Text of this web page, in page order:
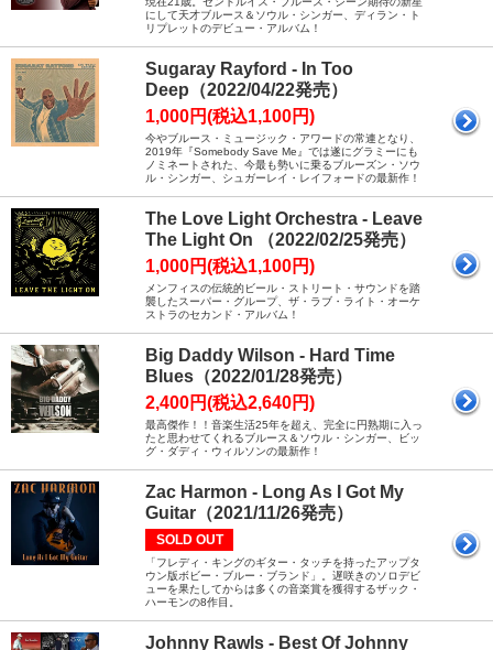
にして天才ブルース＆ソウル・シンガー、ディラン・ト
リプレットのデビュー・アルバム！
Sugaray Rayford - In Too
Deep（2022/04/22発売）
1,000円(税込1,100円)
今やブルース・ミュージック・アワードの常連となり、
2019年『Somebody Save Me』では遂にグラミーにも
ノミネートされた、今最も勢いに乗るブルーズン・ソウ
ル・シンガー、シュガーレイ・レイフォードの最新作！
The Love Light Orchestra - Leave
The Light On （2022/02/25発売）
1,000円(税込1,100円)
メンフィスの伝統的ビール・ストリート・サウンドを踏
襲したスーパー・グループ、ザ・ラブ・ライト・オーケ
ストラのセカンド・アルバム！
Big Daddy Wilson - Hard Time
Blues（2022/01/28発売）
2,400円(税込2,640円)
最高傑作！！音楽生活25年を超え、完全に円熟期に入っ
たと思わせてくれるブルース＆ソウル・シンガー、ビッ
グ・ダディ・ウィルソンの最新作！
Zac Harmon - Long As I Got My
Guitar（2021/11/26発売）
SOLD OUT
「フレディ・キングのギター・タッチを持ったアップタ
ウン版ボビー・ブルー・ブランド」。遅咲きのソロデビ
ューを果たしてからは多くの音楽賞を獲得するザック・
ハーモンの8作目。
Johnny Rawls - Best Of Johnny